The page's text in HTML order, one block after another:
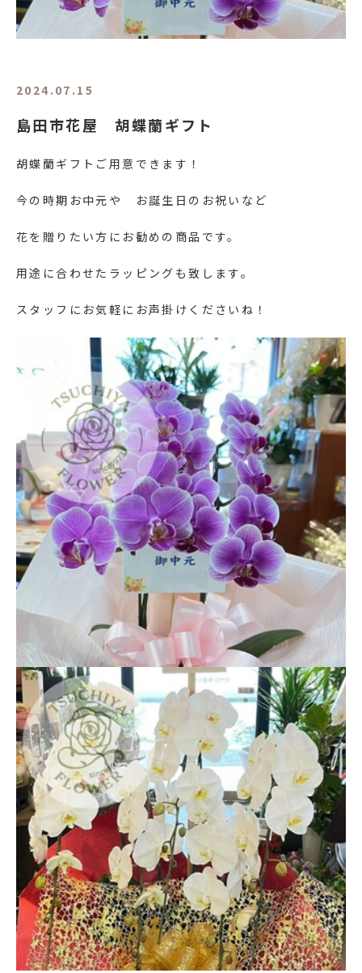
2024.07.15
島田市花屋 胡蝶蘭ギフト
胡蝶蘭ギフトご用意できます！
今の時期お中元や お誕生日のお祝いなど
花を贈りたい方にお勧めの商品です。
用途に合わせたラッピングも致します。
スタッフにお気軽にお声掛けくださいね！